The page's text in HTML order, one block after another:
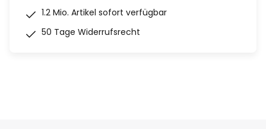
1.2 Mio. Artikel sofort verfügbar
50 Tage Widerrufsrecht